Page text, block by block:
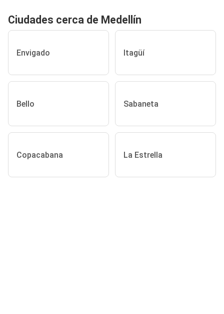
Ciudades cerca de Medellín
Envigado Itagüí
Bello Sabaneta
Copacabana La Estrella